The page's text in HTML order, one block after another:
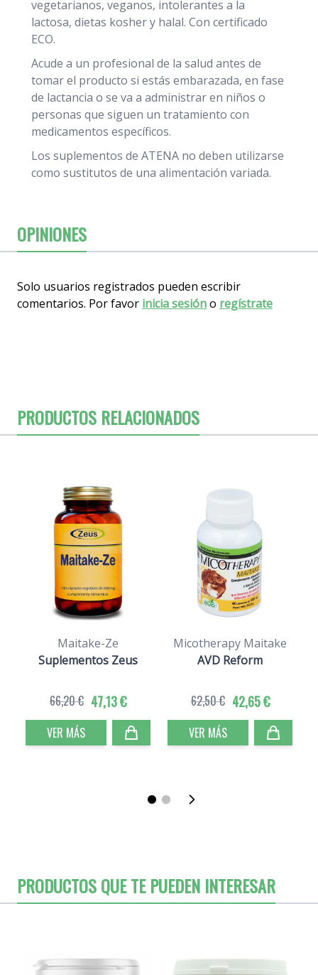
vegetarianos, veganos, intolerantes a la
lactosa, dietas kosher y halal. Con certificado
ECO.
Acude a un profesional de la salud antes de
tomar el producto si estás embarazada, en fase
de lactancia o se va a administrar en niños o
personas que siguen un tratamiento con
medicamentos específicos.
Los suplementos de ATENA no deben utilizarse
como sustitutos de una alimentación variada.
OPINIONES
Solo usuarios registrados pueden escribir
comentarios. Por favor inicia sesióno regístrate
PRODUCTOS RELACIONADOS
Maitake-Ze
Suplementos Zeus
47,13 €
66,20 €
VER MÁS
Micotherapy Maitake
AVD Reform
42,65 €
62,50 €
VER MÁS
PRODUCTOS QUE TE PUEDEN INTERESAR